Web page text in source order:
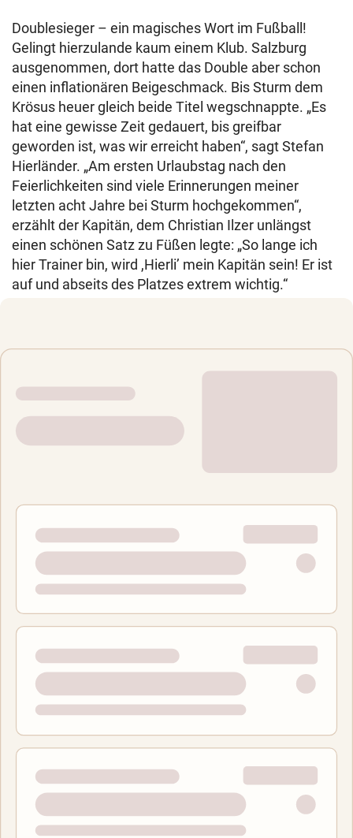
Doublesieger – ein magisches Wort im Fußball!
Gelingt hierzulande kaum einem Klub. Salzburg
ausgenommen, dort hatte das Double aber schon
einen inflationären Beigeschmack. Bis Sturm dem
Krösus heuer gleich beide Titel wegschnappte. „Es
hat eine gewisse Zeit gedauert, bis greifbar
geworden ist, was wir erreicht haben“, sagt Stefan
Hierländer. „Am ersten Urlaubstag nach den
Feierlichkeiten sind viele Erinnerungen meiner
letzten acht Jahre bei Sturm hochgekommen“,
erzählt der Kapitän, dem Christian Ilzer unlängst
einen schönen Satz zu Füßen legte: „So lange ich
hier Trainer bin, wird ,Hierli’ mein Kapitän sein! Er ist
auf und abseits des Platzes extrem wichtig.“